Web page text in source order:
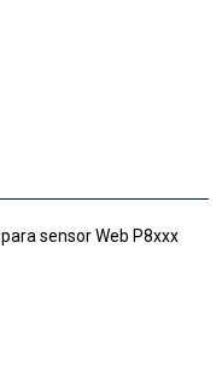
sensor Web P8xxx